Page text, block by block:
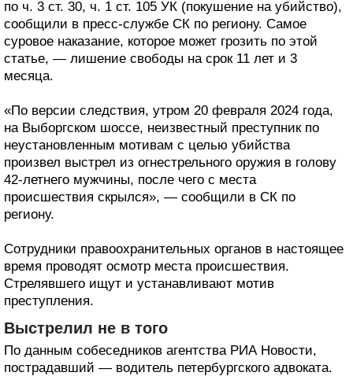
по ч. 3 ст. 30, ч. 1 ст. 105 УК (покушение на убийство),
сообщили в пресс-службе СК по региону. Самое
суровое наказание, которое может грозить по этой
статье, — лишение свободы на срок 11 лет и 3
месяца.
«По версии следствия, утром 20 февраля 2024 года,
на Выборгском шоссе, неизвестный преступник по
неустановленным мотивам с целью убийства
произвел выстрел из огнестрельного оружия в голову
42-летнего мужчины, после чего с места
происшествия скрылся», — сообщили в СК по
региону.
Сотрудники правоохранительных органов в настоящее
время проводят осмотр места происшествия.
Стрелявшего ищут и устанавливают мотив
преступления.
Выстрелил не в того
По данным собеседников агентства РИА Новости,
пострадавший — водитель петербургского адвоката.